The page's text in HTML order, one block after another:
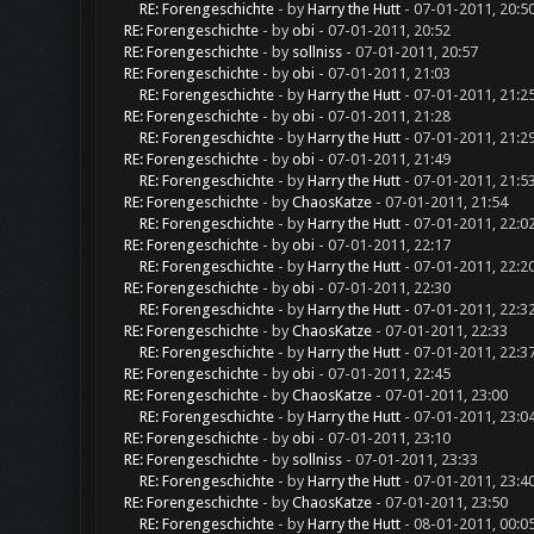
RE: Forengeschichte - byHarry the Hutt- 07-01-2011,
RE: Forengeschichte - byobi- 07-01-2011, 20:52
RE: Forengeschichte - by sollniss- 07-01-2011, 20:57
RE: Forengeschichte - byobi- 07-01-2011, 21:03
RE: Forengeschichte - byHarry the Hutt- 07-01-2011,
RE: Forengeschichte - byobi- 07-01-2011, 21:28
RE: Forengeschichte - byHarry the Hutt- 07-01-2011,
RE: Forengeschichte - byobi- 07-01-2011, 21:49
RE: Forengeschichte - byHarry the Hutt- 07-01-2011, 21:53
RE: Forengeschichte - byChaosKatze- 07-01-2011, 21:54
RE: Forengeschichte - byHarry the Hutt- 07-01-2011,
RE: Forengeschichte - byobi- 07-01-2011, 22:17
RE: Forengeschichte - byHarry the Hutt- 07-01-2011,
RE: Forengeschichte - byobi- 07-01-2011, 22:30
RE: Forengeschichte - byHarry the Hutt- 07-01-2011,
RE: Forengeschichte - byChaosKatze- 07-01-2011, 22:33
RE: Forengeschichte - byHarry the Hutt- 07-01-2011,
RE: Forengeschichte - byobi- 07-01-2011, 22:45
RE: Forengeschichte - byChaosKatze- 07-01-2011, 23:00
RE: Forengeschichte - byHarry the Hutt- 07-01-2011,
RE: Forengeschichte - byobi- 07-01-2011, 23:10
RE: Forengeschichte - by sollniss- 07-01-2011, 23:33
RE: Forengeschichte - byHarry the Hutt- 07-01-2011,
RE: Forengeschichte - byChaosKatze- 07-01-2011, 23:50
RE: Forengeschichte - byHarry the Hutt- 08-01-2011,